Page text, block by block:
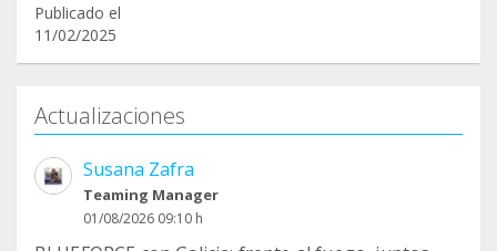
Publicado el
11/02/2025
Actualizaciones
Susana Zafra
Teaming Manager
01/08/2026 09:10 h